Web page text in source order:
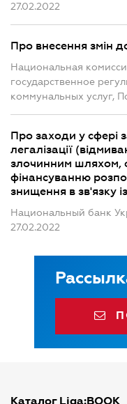
27.02.2022
Про внесення змін
Национальная
государственное
коммунальных услуг,
Про заходи у сфері
легалізації
злочинним шляхом,
фінансуванню
знищення в зв'язку
Национальный банк
27.02.2022
Каталог Liga:BOOK